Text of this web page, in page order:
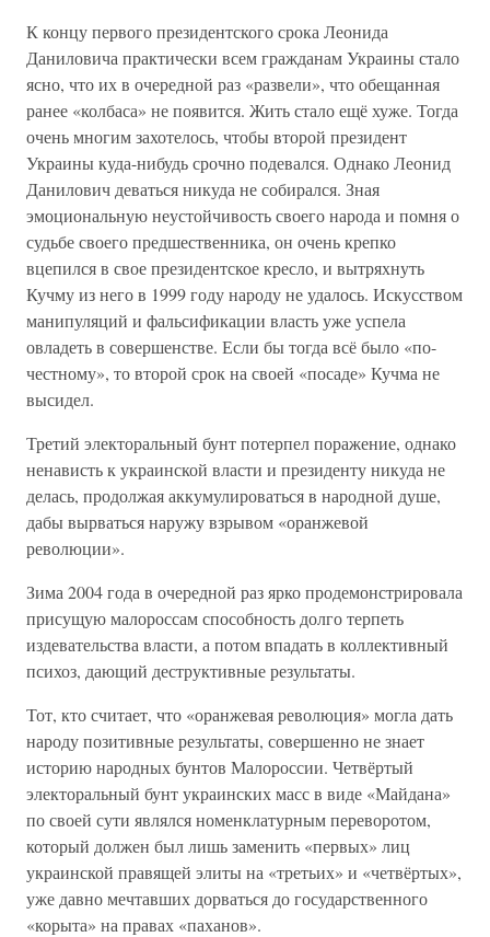
К концу первого президентского срока Леонида
Даниловича практически всем гражданам Украины стало
ясно, что их в очередной раз «развели», что обещанная
ранее «колбаса» не появится. Жить стало ещё хуже. Тогда
очень многим захотелось, чтобы второй президент
Украины куда-нибудь срочно подевался. Однако Леонид
Данилович деваться никуда не собирался. Зная
эмоциональную неустойчивость своего народа и помня о
судьбе своего предшественника, он очень крепко
вцепился в свое президентское кресло, и вытряхнуть
Кучму из него в 1999 году народу не удалось. Искусством
манипуляций и фальсификации власть уже успела
овладеть в совершенстве. Если бы тогда всё было «по-
честному», то второй срок на своей «посаде» Кучма не
высидел.
Третий электоральный бунт потерпел поражение, однако
ненависть к украинской власти и президенту никуда не
делась, продолжая аккумулироваться в народной душе,
дабы вырваться наружу взрывом «оранжевой
революции».
Зима 2004 года в очередной раз ярко продемонстрировала
присущую малороссам способность долго терпеть
издевательства власти, а потом впадать в коллективный
психоз, дающий деструктивные результаты.
Тот, кто считает, что «оранжевая революция» могла дать
народу позитивные результаты, совершенно не знает
историю народных бунтов Малороссии. Четвёртый
электоральный бунт украинских масс в виде «Майдана»
по своей сути являлся номенклатурным переворотом,
который должен был лишь заменить «первых» лиц
украинской правящей элиты на «третьих» и «четвёртых»,
уже давно мечтавших дорваться до государственного
«корыта» на правах «паханов».